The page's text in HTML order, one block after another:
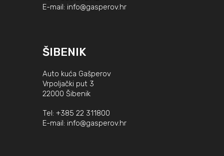
E-mail: info@gasperov.hr
ŠIBENIK
Auto kuća Gašperov
Vrpoljački put 3
22000 Šibenik
Tel: +385 22 311800
E-mail: info@gasperov.hr